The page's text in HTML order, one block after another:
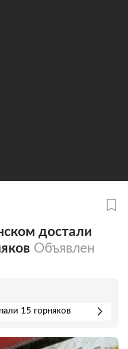
достали
Объявлен
15 горняков